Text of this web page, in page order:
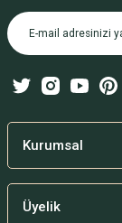
Ürün
Ürün
Bu ürüne
Kurumsal
Üyelik